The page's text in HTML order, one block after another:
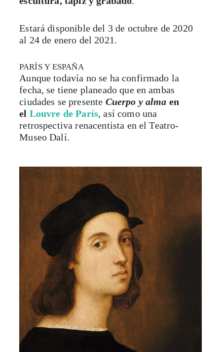
Estará disponible del 3 de octubre de 2020
PARÍS Y ESPAÑA
fecha, se tiene planeado que en ambas
ciudades se presenteCuerpo y alma en
elLouvre de París, así como una
retrospectiva renacentista en el Teatro-
Museo Dalí.